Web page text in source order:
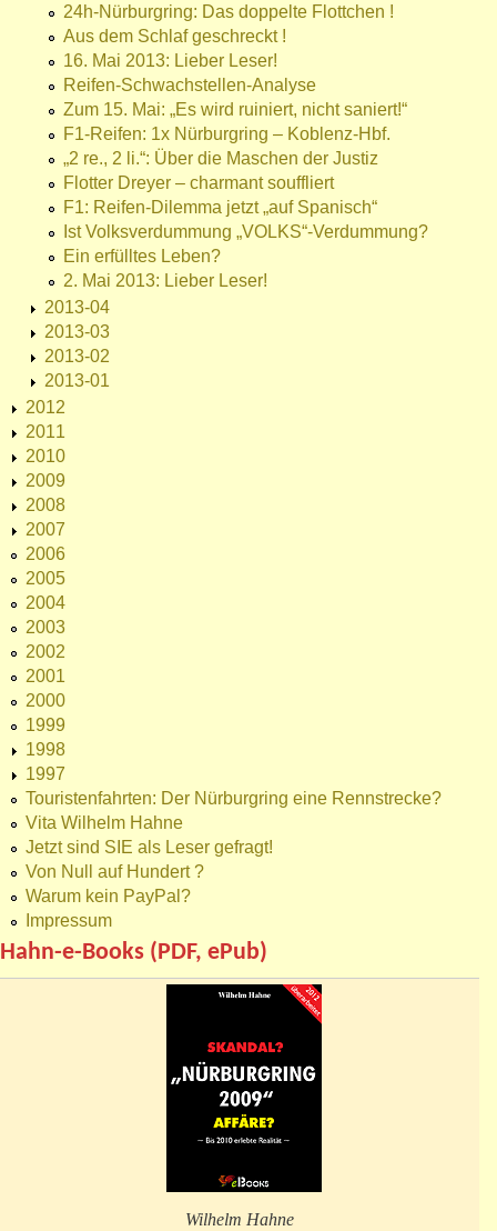
24h-Nürburgring: Das doppelte Flottchen !
Aus dem Schlaf geschreckt !
16. Mai 2013: Lieber Leser!
Reifen-Schwachstellen-Analyse
Zum 15. Mai: „Es wird ruiniert, nicht saniert!“
F1-Reifen: 1x Nürburgring – Koblenz-Hbf.
„2 re., 2 li.“: Über die Maschen der Justiz
Flotter Dreyer – charmant souffliert
F1: Reifen-Dilemma jetzt „auf Spanisch“
Ist Volksverdummung „VOLKS“-Verdummung?
Ein erfülltes Leben?
2. Mai 2013: Lieber Leser!
2013-04
2013-03
2013-02
2013-01
2012
2011
2010
2009
2008
2007
2006
2005
2004
2003
2002
2001
2000
1999
1998
1997
Touristenfahrten: Der Nürburgring eine Rennstrecke?
Vita Wilhelm Hahne
Jetzt sind SIE als Leser gefragt!
Von Null auf Hundert ?
Warum kein PayPal?
Impressum
Hahn-e-Books (PDF, ePub)
Wilhelm Hahne